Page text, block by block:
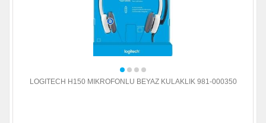
LOGITECH H150 MIKROFONLU BEYAZ KULAKLIK 981-000350